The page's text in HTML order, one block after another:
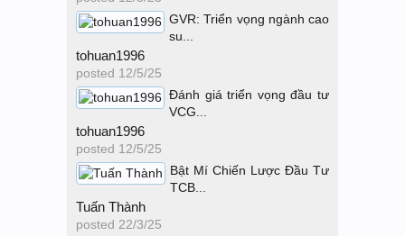
GVR: Triển vọng ngành cao
su...
tohuan1996
posted 12/5/25
Đánh giá triển vọng đầu tư
VCG...
tohuan1996
posted 12/5/25
Bật Mí Chiến Lược Đầu Tư
TCB...
Tuấn Thành
posted 22/3/25